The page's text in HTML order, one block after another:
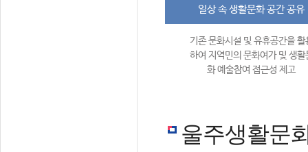
일상 속 생활문화 공간 공유
기존 문화시설 및 유휴공간을 활
하여 지역민의 문화여가 및 생활
화 예술참여 접근성 제고
울주생활문